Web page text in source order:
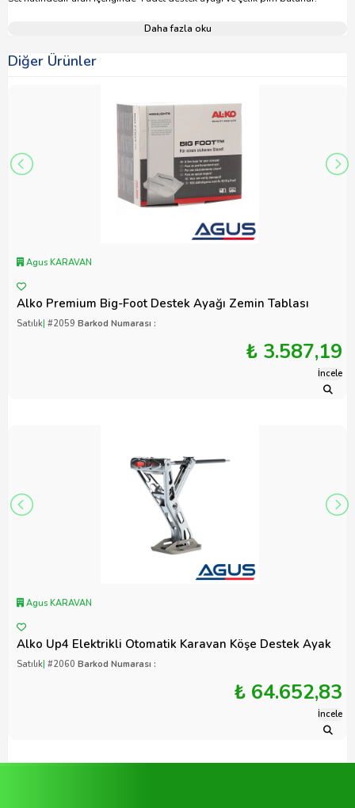
Daha fazla oku
Diğer Ürünler
Agus KARAVAN
Alko Premium Big-Foot Destek Ayağı Zemin Tablası
Satılık| #2059 Barkod Numarası :
₺ 3.587,19
İncele
Agus KARAVAN
Alko Up4 Elektrikli Otomatik Karavan Köşe Destek Ayak
Satılık| #2060 Barkod Numarası :
₺ 64.652,83
İncele